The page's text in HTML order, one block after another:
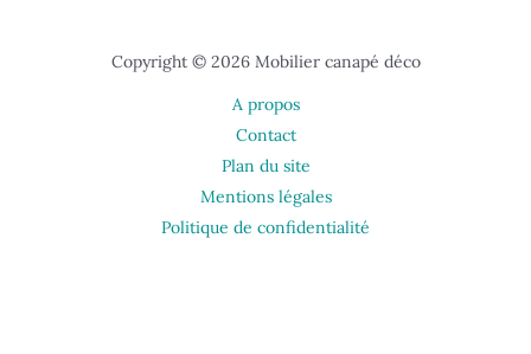
Copyright © 2026 Mobilier canapé déco
A propos
Contact
Plan du site
Mentions légales
Politique de confidentialité